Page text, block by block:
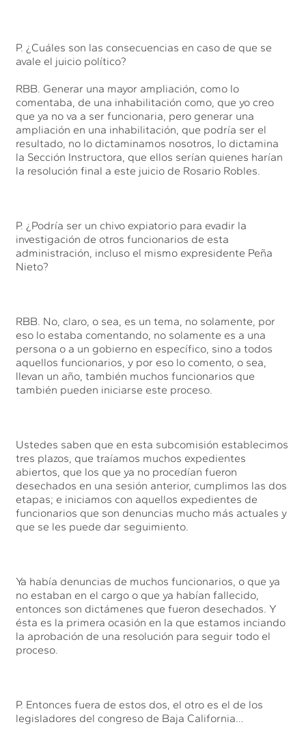
P. ¿Cuáles son las consecuencias en caso de que se
avale el juicio político?
RBB. Generar una mayor ampliación, como lo
comentaba, de una inhabilitación como, que yo creo
que ya no va a ser funcionaria, pero generar una
ampliación en una inhabilitación, que podría ser el
resultado, no lo dictaminamos nosotros, lo dictamina
la Sección Instructora, que ellos serían quienes harían
la resolución final a este juicio de Rosario Robles.
P. ¿Podría ser un chivo expiatorio para evadir la
investigación de otros funcionarios de esta
administración, incluso el mismo expresidente Peña
Nieto?
RBB. No, claro, o sea, es un tema, no solamente, por
eso lo estaba comentando, no solamente es a una
persona o a un gobierno en específico, sino a todos
aquellos funcionarios, y por eso lo comento, o sea,
llevan un año, también muchos funcionarios que
también pueden iniciarse este proceso.
Ustedes saben que en esta subcomisión establecimos
tres plazos, que traíamos muchos expedientes
abiertos, que los que ya no procedían fueron
desechados en una sesión anterior, cumplimos las dos
etapas; e iniciamos con aquellos expedientes de
funcionarios que son denuncias mucho más actuales y
que se les puede dar seguimiento.
Ya había denuncias de muchos funcionarios, o que ya
no estaban en el cargo o que ya habían fallecido,
entonces son dictámenes que fueron desechados. Y
ésta es la primera ocasión en la que estamos inciando
la aprobación de una resolución para seguir todo el
proceso.
P. Entonces fuera de estos dos, el otro es el de los
legisladores del congreso de Baja California…